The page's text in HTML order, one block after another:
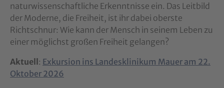
naturwissenschaftliche Erkenntnisse ein. Das Leitbild
der Moderne, die Freiheit, ist ihr dabei oberste
Richtschnur: Wie kann der Mensch in seinem Leben zu
einer möglichst großen Freiheit gelangen?
Aktuell : Exkursion ins Landesklinikum Mauer am 22.
Oktober 2026